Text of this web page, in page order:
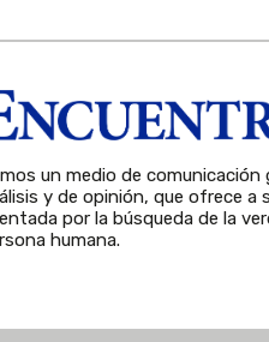
un medio de
y de opinión, que ofrece a
por la búsqueda de la
humana.